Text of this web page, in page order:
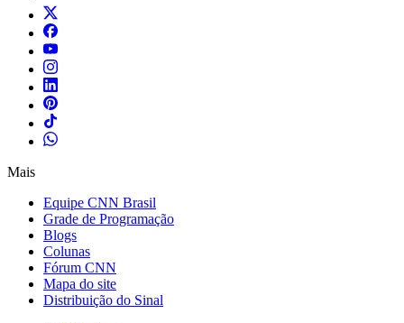
Mais
Equipe CNN Brasil
Grade de Programação
Blogs
Colunas
Fórum CNN
Mapa do site
Distribuição do Sinal